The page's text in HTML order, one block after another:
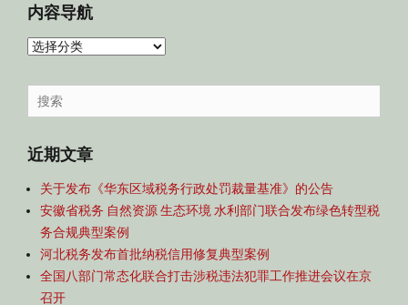
内容导航
内
导
航
Search
for:
近期文章
关于发布《华东区域税务行政处罚裁量基准》的公告
安徽省税务 自然资源 生态环境 水利部门联合发布绿色转型税
务合规典型案例
河北税务发布首批纳税信用修复典型案例
全国八部门常态化联合打击涉税违法犯罪工作推进会议在京
召开